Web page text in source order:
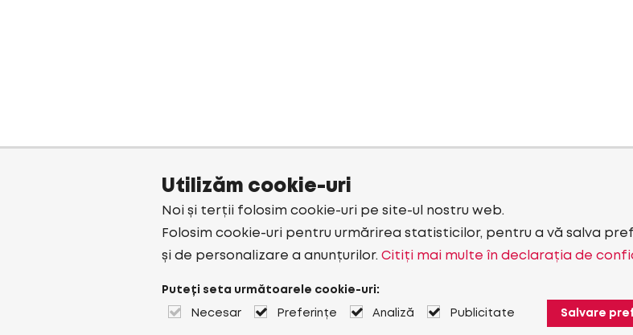
Utilizăm cookie-uri
Noi și terții folosim cookie-uri pe site-ul nostru web.
Folosim cookie-uri pentru urmărirea statisticilor, pentru a vă salva
și de personalizare a anunțurilor. Citiți mai multe în declarația de
Puteți seta următoarele cookie-uri:
Necesar Preferințe Analiză Publicitate Salvare